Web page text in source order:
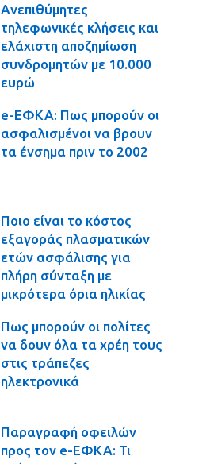
Ανεπιθύμητες
τηλεφωνικές κλήσεις και
ελάχιστη αποζημίωση
συνδρομητών με 10.000
ευρώ
e-ΕΦΚΑ: Πως μπορούν οι
ασφαλισμένοι να βρουν
τα ένσημα πριν το 2002
Ποιο είναι το κόστος
εξαγοράς πλασματικών
ετών ασφάλισης για
πλήρη σύνταξη με
μικρότερα όρια ηλικίας
Πως μπορούν οι πολίτες
να δουν όλα τα χρέη τους
στις τράπεζες
ηλεκτρονικά
Παραγραφή οφειλών
προς τον e-ΕΦΚΑ: Τι